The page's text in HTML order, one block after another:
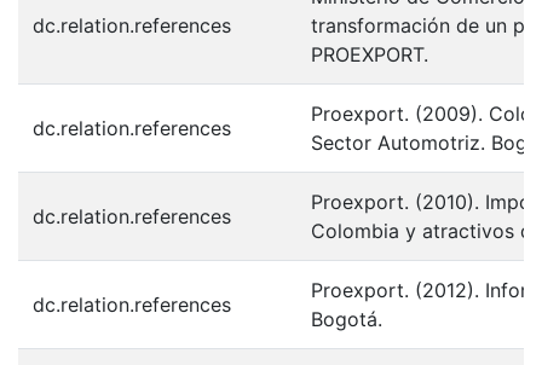
dc.relation.references
transformación de un
PROEXPORT.
dc.relation.references
Proexport. (2009).
Sector Automotriz.
dc.relation.references
Proexport. (2010).
Colombia y atractivos
dc.relation.references
Proexport. (2012).
Bogotá.